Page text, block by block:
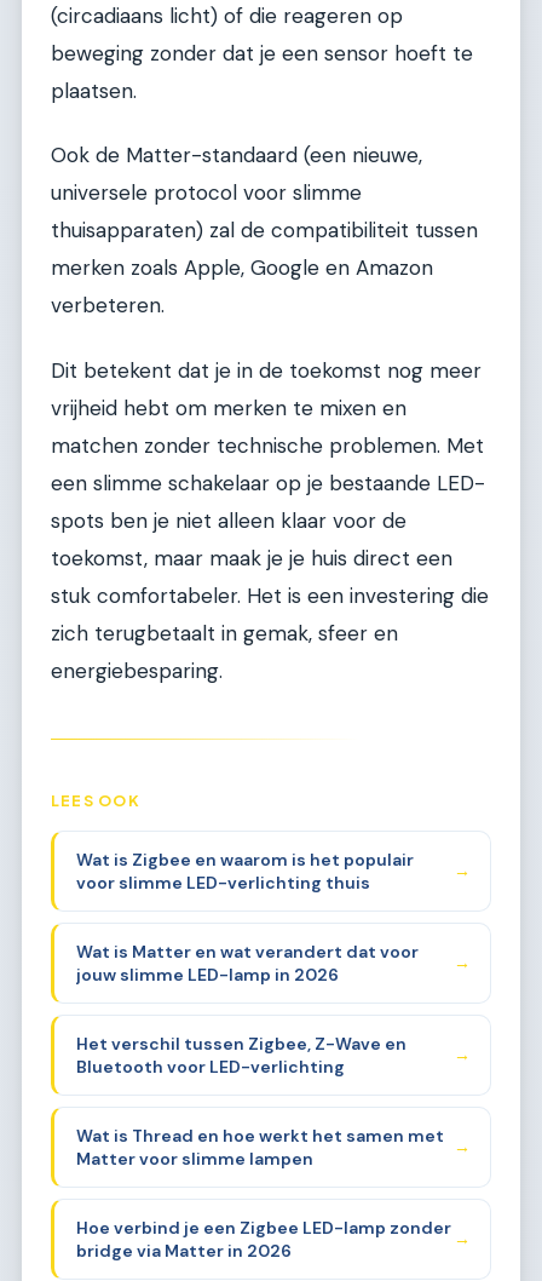
(circadiaans licht) of die reageren op
beweging zonder dat je een sensor hoeft te
plaatsen.
Ook de Matter-standaard (een nieuwe,
universele protocol voor slimme
thuisapparaten) zal de compatibiliteit tussen
merken zoals Apple, Google en Amazon
verbeteren.
Dit betekent dat je in de toekomst nog meer
vrijheid hebt om merken te mixen en
matchen zonder technische problemen. Met
een slimme schakelaar op je bestaande LED-
spots ben je niet alleen klaar voor de
toekomst, maar maak je je huis direct een
stuk comfortabeler. Het is een investering die
zich terugbetaalt in gemak, sfeer en
energiebesparing.
LEES OOK
Wat is Zigbee en waarom is het populair
voor slimme LED-verlichting thuis
→
Wat is Matter en wat verandert dat voor
jouw slimme LED-lamp in 2026
→
Het verschil tussen Zigbee, Z-Wave en
Bluetooth voor LED-verlichting
→
Wat is Thread en hoe werkt het samen met
Matter voor slimme lampen
→
Hoe verbind je een Zigbee LED-lamp zonder
bridge via Matter in 2026
→